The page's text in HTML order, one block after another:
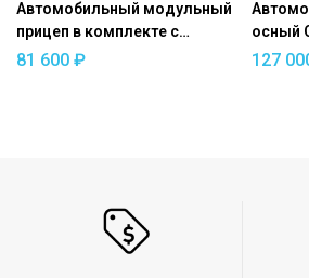
Автомобильный модульный
прицеп в комплекте с
ложементами ДОН Н4221
81 600 ₽
осный
127